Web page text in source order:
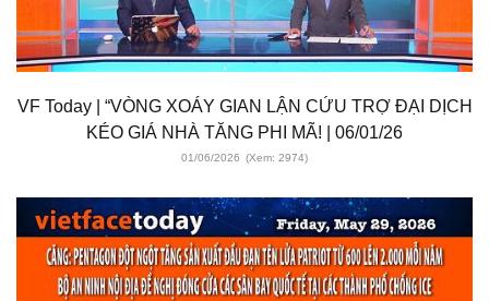
VF Today | “VÒNG XOÁY GIAN LẬN CỨU TRỢ ĐẠI DỊCH
KÉO GIÁ NHÀ TĂNG PHI MÃ! | 06/01/26
01/06/2026 (Xem: 2974)